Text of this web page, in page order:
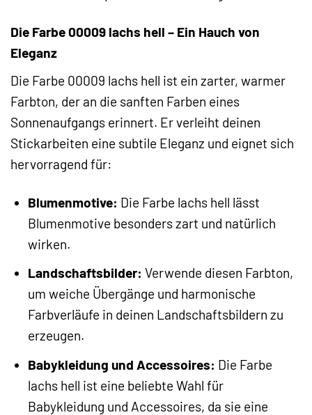
Die Farbe 00009 lachs hell – Ein Hauch von
Eleganz
Die Farbe 00009 lachs hell ist ein zarter, warmer
Farbton, der an die sanften Farben eines
Sonnenaufgangs erinnert. Er verleiht deinen
Stickarbeiten eine subtile Eleganz und eignet sich
hervorragend für:
Blumenmotive: Die Farbe lachs hell lässt
Blumenmotive besonders zart und natürlich
wirken.
Landschaftsbilder: Verwende diesen Farbton,
um weiche Übergänge und harmonische
Farbverläufe in deinen Landschaftsbildern zu
erzeugen.
Babykleidung und Accessoires: Die Farbe
lachs hell ist eine beliebte Wahl für
Babykleidung und Accessoires, da sie eine